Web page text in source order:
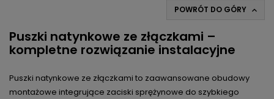
POWRÓT DO GÓRY 
Puszki natynkowe ze złączkami –
kompletne rozwiązanie instalacyjne
Puszki natynkowe ze złączkami to zaawansowane obudowy
montażowe integrujące zaciski sprężynowe do szybkiego